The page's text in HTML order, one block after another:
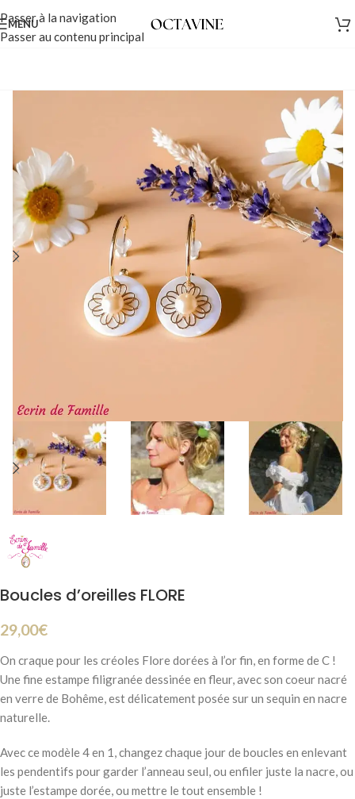
Passer à la navigation
Passer au contenu principal
MENU
Boucles d’oreilles FLORE
29,00€
On craque pour les créoles Flore dorées à l’or fin, en forme de C !
Une fine estampe filigranée dessinée en fleur, avec son coeur nacré
en verre de Bohême, est délicatement posée sur un sequin en nacre
naturelle.
Avec ce modèle 4 en 1, changez chaque jour de boucles en enlevant
les pendentifs pour garder l’anneau seul, ou enfiler juste la nacre, ou
juste l’estampe dorée, ou mettre le tout ensemble !